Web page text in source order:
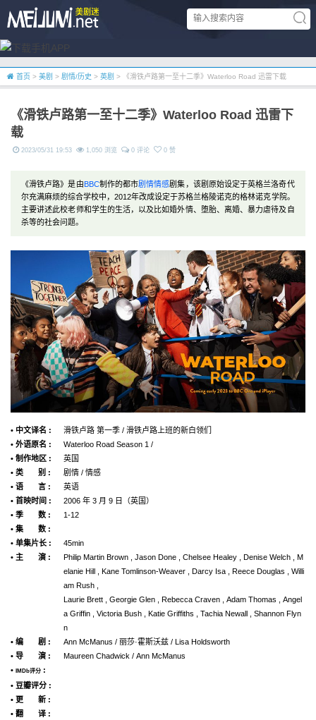
首页 > 美剧 > 剧情/历史 > 英剧 > 《滑铁卢路第一至十二季》Waterloo Road 迅雷下载
《滑铁卢路第一至十二季》Waterloo Road 迅雷下
载
2023/05/31 19:53 1,050 浏览 0 评论 0 赞
《滑铁卢路》是由BBC制作的都市剧情情感剧集，该剧原始设定于英格兰洛奇代
尔充满麻烦的综合学校中，2012年改成设定于苏格兰格陵诺克的格林诺克学院。
主要讲述此校老师和学生的生活，以及比如婚外情、堕胎、离婚、暴力虐待及自
杀等的社会问题。
• 中文译名 :
滑铁卢路 第一季 / 滑铁卢路上班的新白领们
• 外语原名 :
Waterloo Road Season 1 /
• 制作地区 :
英国
• 类 别 :
剧情 / 情感
• 语 言 :
英语
• 首映时间 :
2006 年 3 月 9 日（英国）
• 季 数 :
1-12
• 集 数 :
• 单集片长 :
45min
• 主 演 :
Philip Martin Brown , Jason Done , Chelsee Healey , Denise Welch , M
elanie Hill , Kane Tomlinson-Weaver , Darcy Isa , Reece Douglas , Willi
am Rush ,
Laurie Brett , Georgie Glen , Rebecca Craven , Adam Thomas , Angel
a Griffin , Victoria Bush , Katie Griffiths , Tachia Newall , Shannon Flyn
n
• 编 剧 :
Ann McManus / 丽莎·霍斯沃兹 / Lisa Holdsworth
• 导 演 :
Maureen Chadwick / Ann McManus
•
IMDb评分 :
• 豆瓣评分 :
• 更 新 :
• 翻 译 :